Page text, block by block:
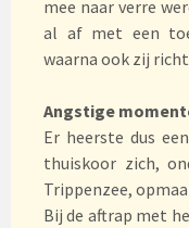
mee naar verre
al af met een
waarna ook zij
Angstige
Er heerste dus
thuiskoor zich,
Trippenzee,
Bij de aftrap met